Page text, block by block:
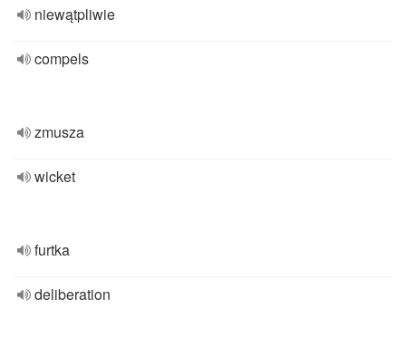
niewątpliwie
compels
zmusza
wicket
furtka
deliberation